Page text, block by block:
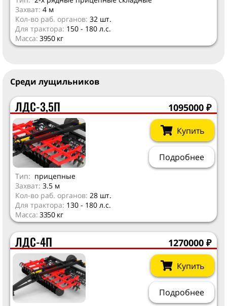
Захват: 4 м
Кол-во раб. органов: 32 шт.
Для трактора: 150 - 180 л.с.
Масса: 3950 кг
Среди лущильников
ЛДС-3,5П 1095000 ₽
Купить
Подробнее
Тип: прицепные
Захват: 3.5 м
Кол-во раб. органов: 28 шт.
Для трактора: 130 - 180 л.с.
Масса: 3350 кг
ЛДС-4П 1270000 ₽
Купить
Подробнее